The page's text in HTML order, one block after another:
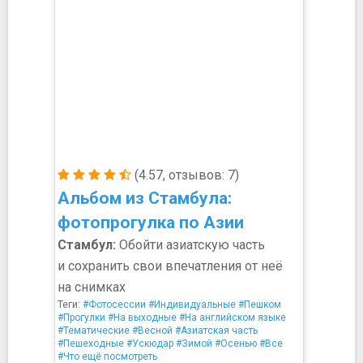
(4.57, отзывов: 7)
Альбом из Стамбула:
фотопрогулка по Азии
Стамбул: Обойти азиатскую часть
и сохранить свои впечатления от неё
на снимках
Теги: #Фотосессии #Индивидуальные #Пешком
#Прогулки #На выходные #На английском языке
#Тематические #Весной #Азиатская часть
#Пешеходные #Ускюдар #Зимой #Осенью #Все
#Что ещё посмотреть